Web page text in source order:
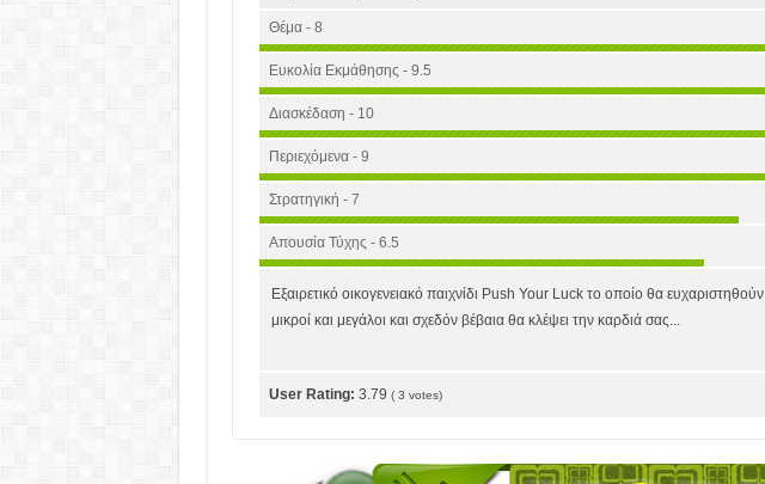
Θέμα - 8
Ευκολία Εκμάθησης - 9.5
Διασκέδαση - 10
Περιεχόμενα - 9
Στρατηγική - 7
Απουσία Τύχης - 6.5
Εξαιρετικό οικογενειακό παιχνίδι Push Your Luck το οποίο θα ευχαριστηθούν
μικροί και μεγάλοι και σχεδόν βέβαια θα κλέψει την καρδιά σας...
User Rating:3.79 (3 votes)